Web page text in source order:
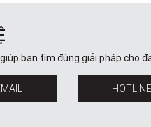
bạn tìm đúng giải pháp cho
HOTLINE